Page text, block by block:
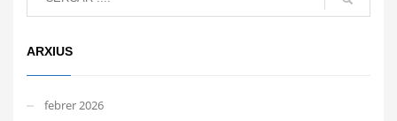
ARXIUS
febrer 2026